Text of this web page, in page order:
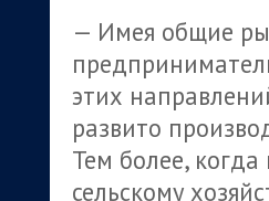
— Имея общие
этих
развито
Тем более,
сельскому